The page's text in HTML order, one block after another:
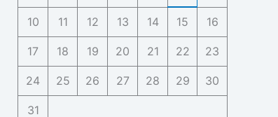
10 11 12 13 14 15 16
17 18 19 20 21 22 23
24 25 26 27 28 29 30
31